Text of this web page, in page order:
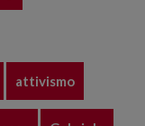
attivismo